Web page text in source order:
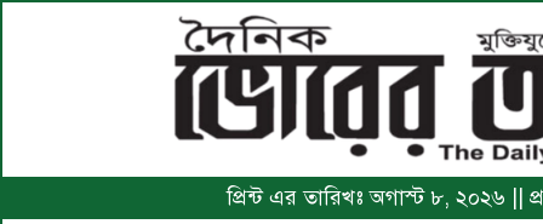
প্রিন্ট এর তারিখঃ অগাস্ট ৮, ২০২৬ ||